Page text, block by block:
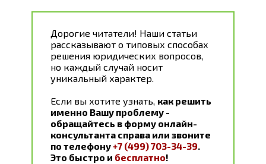
Дорогие читатели! Наши статьи
рассказывают о типовых способах
решения юридических вопросов,
но каждый случай носит
уникальный характер.
Если вы хотите узнать, как решить
именно Вашу проблему -
обращайтесь в форму онлайн-
консультанта справа или звоните
по телефону+7 (499) 703-34-39.
Это быстро и бесплатно!